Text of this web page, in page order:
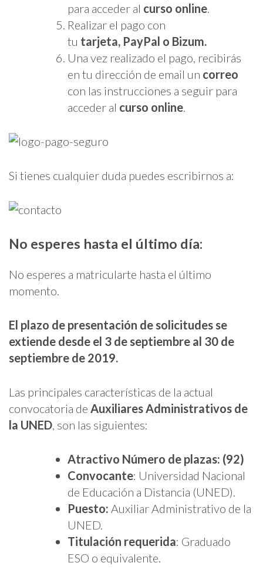
para acceder al curso online.
Realizar el pago con
tu tarjeta, PayPal o Bizum.
Una vez realizado el pago, recibirás
en tu dirección de email un correo
con las instrucciones a seguir para
acceder al curso online.
Si tienes cualquier duda puedes escribirnos a:
No esperes hasta el último día:
No esperes a matricularte hasta el último
momento.
El plazo de presentación de solicitudes se
extiende desde el 3 de septiembre al 30 de
septiembre de 2019.
Las principales características de la actual
convocatoria de Auxiliares Administrativos de
la UNED , son las siguientes:
Atractivo Número de plazas: (92)
Convocante: Universidad Nacional
de Educación a Distancia (UNED).
Puesto: Auxiliar Administrativo de la
UNED.
Titulación requerida: Graduado
ESO o equivalente.